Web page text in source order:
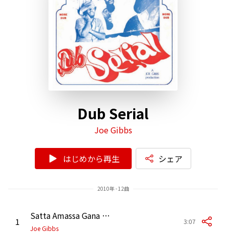
Dub Serial
Joe Gibbs
はじめから再生 シェア
2010年 - 12曲
1 Satta Amassa Gana Version
Joe Gibbs
3:07